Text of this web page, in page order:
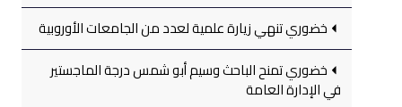
خضوري تنهي زيارة علمية لعدد من الجامعات الأوروبية
خضوري تمنح الباحث وسيم أبو شمس درجة الماجستير
في الإدارة العامة